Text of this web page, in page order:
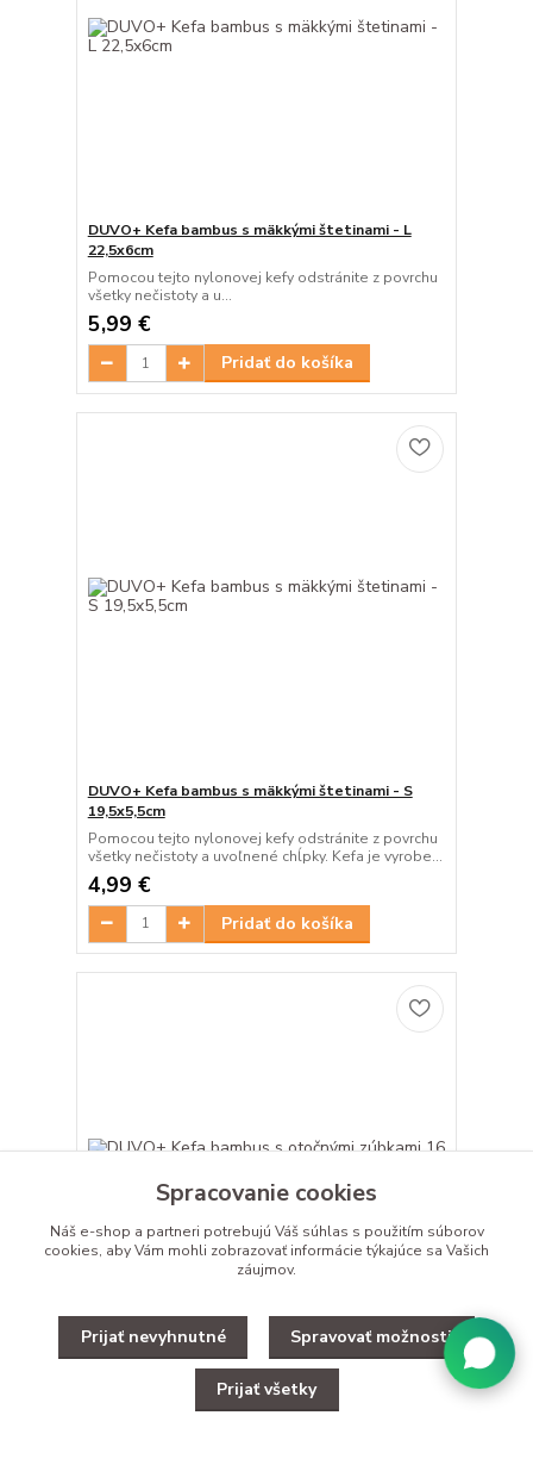
DUVO+ Kefa bambus s mäkkými štetinami - L
22,5x6cm
Pomocou tejto nylonovej kefy odstránite z povrchu
všetky nečistoty a u...
5,99 €
Pridať do košíka
DUVO+ Kefa bambus s mäkkými štetinami - S
19,5x5,5cm
Pomocou tejto nylonovej kefy odstránite z povrchu
všetky nečistoty a uvoľnené chĺpky. Kefa je vyrobe...
4,99 €
Pridať do košíka
DUVO+ Kefa bambus s otočnými zúbkami 16
zubov 17x10cm
S týmito hrabľami na rozčesávanie rozpletiete
odolné chumáče zo srsti. Môžete tiež vyčesať a
Spracovanie cookies
Náš e-shop a partneri potrebujú Váš súhlas s použitím súborov
cookies, aby Vám mohli zobrazovať informácie týkajúce sa Vašich
záujmov.
Prijať nevyhnutné Spravovať možnosti
Prijať všetky